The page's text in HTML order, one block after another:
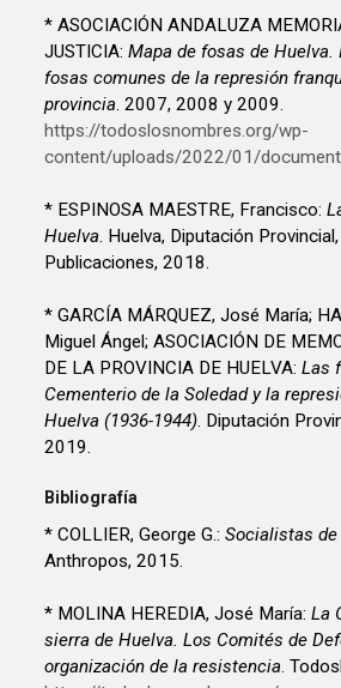
* ASOCIACIÓN ANDALUZA
JUSTICIA:Mapa de fosas de Huelva.
fosas comunes de la represión
provincia. 2007, 2008 y 2009.
https://todoslosnombres.org/wp-
content/uploads/2022/01/
* ESPINOSA MAESTRE, Francisco:
Huelva. Huelva, Diputación
Publicaciones, 2018.
* GARCÍA MÁRQUEZ, José María;
Miguel Ángel; ASOCIACIÓN DE
DE LA PROVINCIA DE HUELVA:Las
Cementerio de la Soledad y la
Huelva (1936-1944). Diputación
2019.
Bibliografía
* COLLIER, George G.:Socialistas
Anthropos, 2015.
* MOLINA HEREDIA, José María:La
sierra de Huelva. Los Comités de
organización de la resistencia.